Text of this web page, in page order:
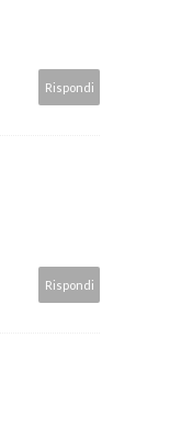
Rispondi
Rispondi